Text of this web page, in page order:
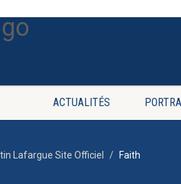
ACTUALITÉS
Lafargue Site Officiel Faith